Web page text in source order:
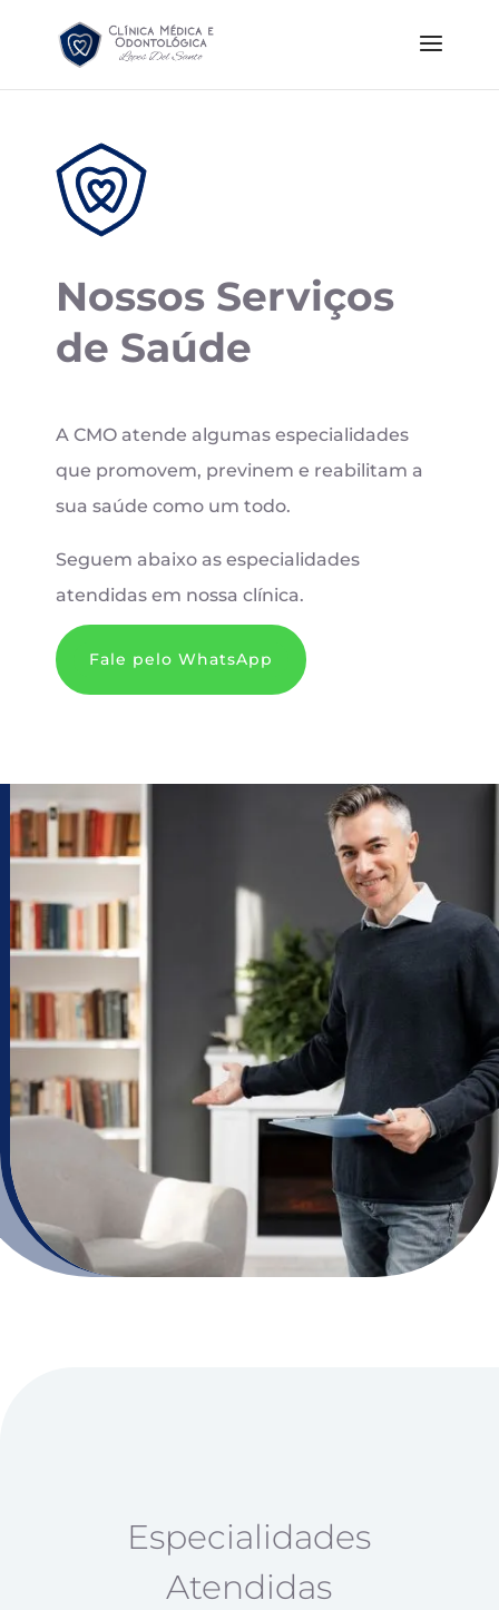
Nossos Serviços
de Saúde
A CMO atende algumas especialidades
que promovem, previnem e reabilitam a
sua saúde como um todo.
Seguem abaixo as especialidades
atendidas em nossa clínica.
Fale pelo WhatsApp
Especialidades
Atendidas